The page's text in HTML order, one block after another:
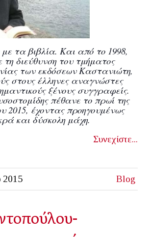
τα βιβλία. Και από το 1998,
διεύθυνση του τμήματος
των εκδόσεων Καστανιώτη,
στους έλληνες αναγνώστες
ξένους συγγραφείς.
πέθανε το πρωί της
2015, έχοντας προηγουμένως
και δύσκολη μάχη.
Συνεχίστε...
2015 Blog